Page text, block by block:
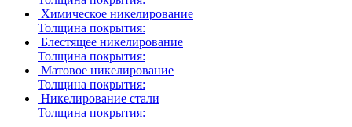
Химическое никелирование
Толщина покрытия:
Блестящее никелирование
Толщина покрытия:
Матовое никелирование
Толщина покрытия:
Никелирование стали
Толщина покрытия: